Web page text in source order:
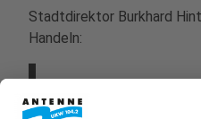
Stadtdirektor Burkhard
Handeln:
unbürokratische Lösung